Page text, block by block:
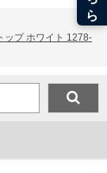
スナーや調節ひもが付
様がご使用の環境（コ
店頭での売り違い、店
しまう場合がございま
あった場合速やかにご
ップ ホワイト 1278-